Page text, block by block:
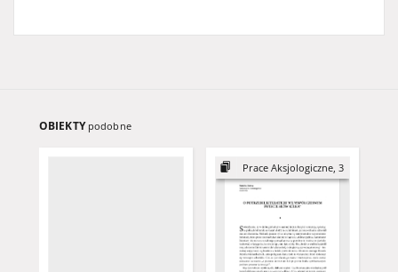
OBIEKTY podobne
Prace Aksjologiczne, 3